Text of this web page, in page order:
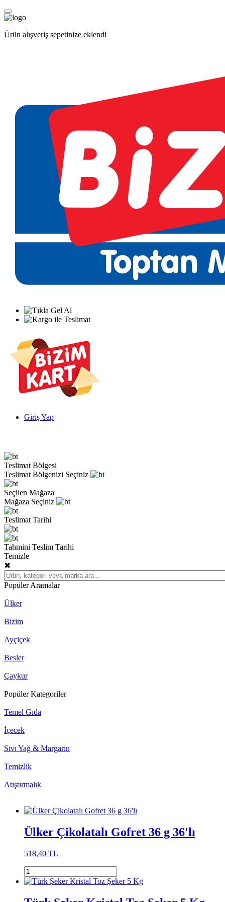
Ürün alışveriş sepetinize eklendi
Giriş Yap
Teslimat Bölgesi
Teslimat Bölgenizi Seçiniz
Seçilen Mağaza
Mağaza Seçiniz
Teslimat Tarihi
Tahmini Teslim Tarihi
Temizle
✖
Popüler Aramalar
Ülker
Bizim
Ayçiçek
Besler
Çaykur
Popüler Kategoriler
Temel Gıda
İçecek
Sıvı Yağ & Margarin
Temizlik
Atıştırmalık
Ülker Çikolatalı Gofret 36 g 36'lı
518,40 TL